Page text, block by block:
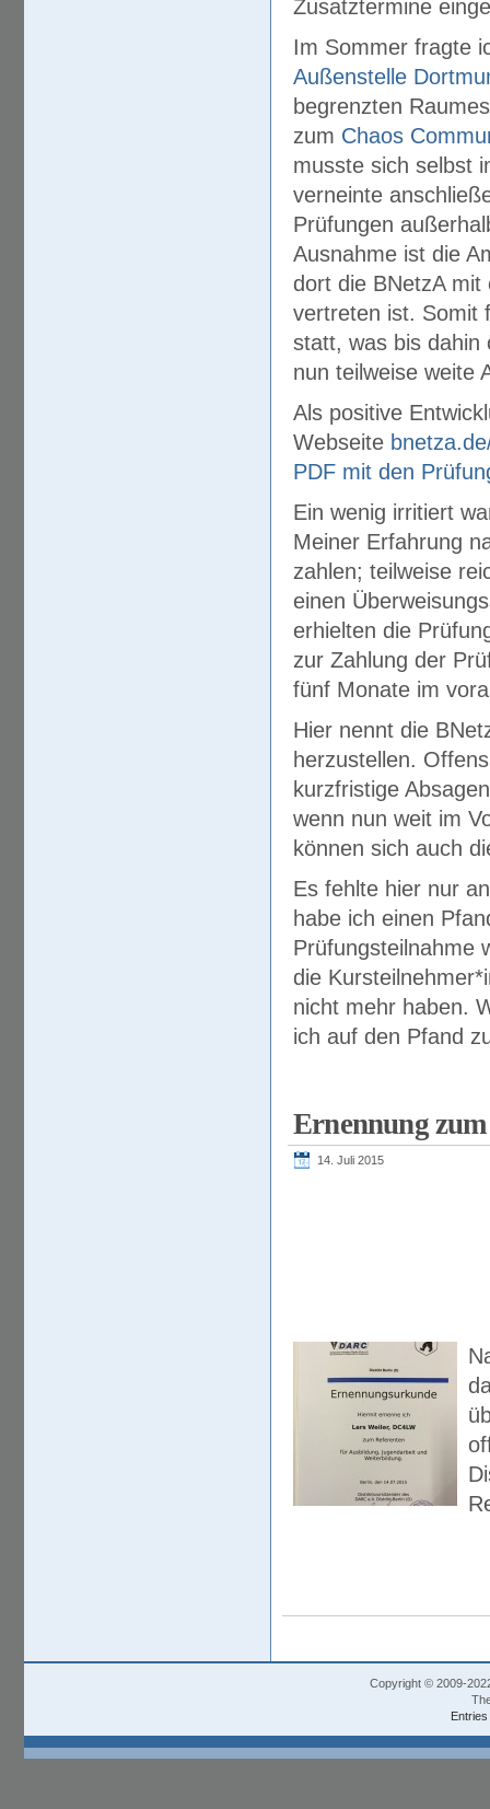
Zusatztermine
Im Sommer fragte
Außenstelle
begrenzten
zum Chaos
musste sich selbst
verneinte
Prüfungen
Ausnahme ist die
dort die BNetzA mit
vertreten ist. Somit
statt, was bis dahin
nun teilweise weite
Als positive
Webseite
PDF mit den
Ein wenig irritiert
Meiner Erfahrung
zahlen; teilweise
einen
erhielten die
zur Zahlung der
fünf Monate im
Hier nennt die
herzustellen.
kurzfristige
wenn nun weit im
können sich auch
Es fehlte hier nur
habe ich einen
Prüfungsteilnahme
die
nicht mehr haben.
ich auf den Pfand
Ernennung
14. Juli 2015
Copyright © 2009-